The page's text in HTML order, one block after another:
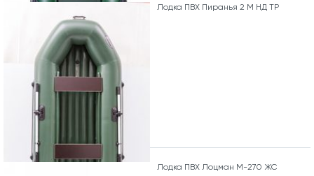
Лодка ПВХ Пиранья 2 М НД ТР
Лодка ПВХ Лоцман М-270 ЖС